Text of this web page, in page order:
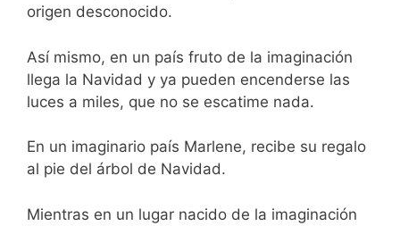
origen desconocido.
Así mismo, en un país fruto de la imaginación
llega la Navidad y ya pueden encenderse las
luces a miles, que no se escatime nada.
En un imaginario país Marlene, recibe su regalo
al pie del árbol de Navidad.
Mientras en un lugar nacido de la imaginación